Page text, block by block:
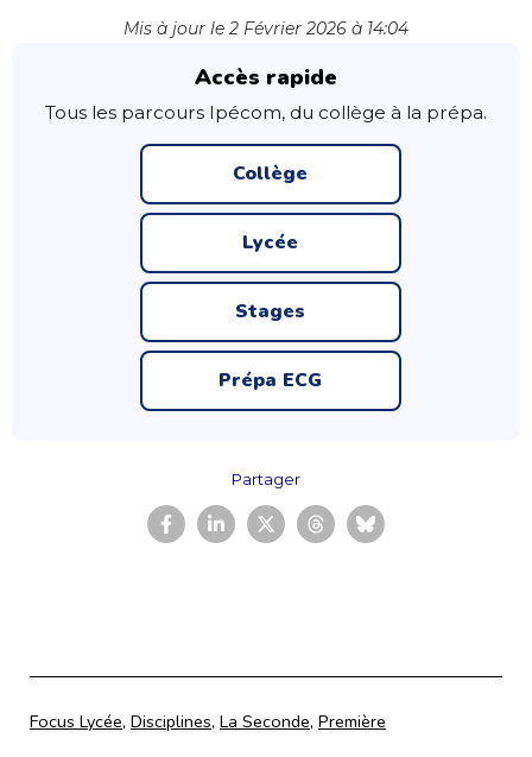
Mis à jour le 2 Février 2026 à 14:04
Accès rapide
Tous les parcours Ipécom, du collège à la prépa.
Collège
Lycée
Stages
Prépa ECG
Partager
Catégorisé
Focus Lycée, Disciplines, La Seconde, Première